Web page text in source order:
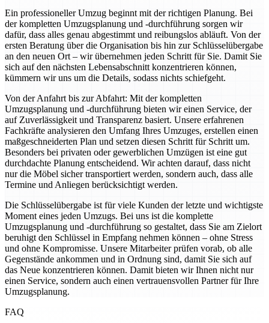
Ein professioneller Umzug beginnt mit der richtigen Planung. Bei
der kompletten Umzugsplanung und -durchführung sorgen wir
dafür, dass alles genau abgestimmt und reibungslos abläuft. Von der
ersten Beratung über die Organisation bis hin zur Schlüsselübergabe
an den neuen Ort – wir übernehmen jeden Schritt für Sie. Damit Sie
sich auf den nächsten Lebensabschnitt konzentrieren können,
kümmern wir uns um die Details, sodass nichts schiefgeht.
Von der Anfahrt bis zur Abfahrt: Mit der kompletten
Umzugsplanung und -durchführung bieten wir einen Service, der
auf Zuverlässigkeit und Transparenz basiert. Unsere erfahrenen
Fachkräfte analysieren den Umfang Ihres Umzuges, erstellen einen
maßgeschneiderten Plan und setzen diesen Schritt für Schritt um.
Besonders bei privaten oder gewerblichen Umzügen ist eine gut
durchdachte Planung entscheidend. Wir achten darauf, dass nicht
nur die Möbel sicher transportiert werden, sondern auch, dass alle
Termine und Anliegen berücksichtigt werden.
Die Schlüsselübergabe ist für viele Kunden der letzte und wichtigste
Moment eines jeden Umzugs. Bei uns ist die komplette
Umzugsplanung und -durchführung so gestaltet, dass Sie am Zielort
beruhigt den Schlüssel in Empfang nehmen können – ohne Stress
und ohne Kompromisse. Unsere Mitarbeiter prüfen vorab, ob alle
Gegenstände ankommen und in Ordnung sind, damit Sie sich auf
das Neue konzentrieren können. Damit bieten wir Ihnen nicht nur
einen Service, sondern auch einen vertrauensvollen Partner für Ihre
Umzugsplanung.
FAQ